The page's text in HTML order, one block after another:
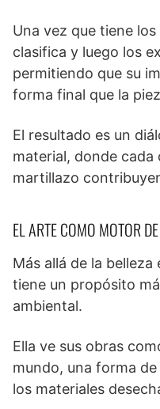
Una vez que tiene
clasifica y luego los
permitiendo que su
forma final que la
El resultado es un
material, donde
martillazo
EL ARTE COMO MOTOR
Más allá de la
tiene un propósito
ambiental.
Ella ve sus obras
mundo, una forma
los materiales